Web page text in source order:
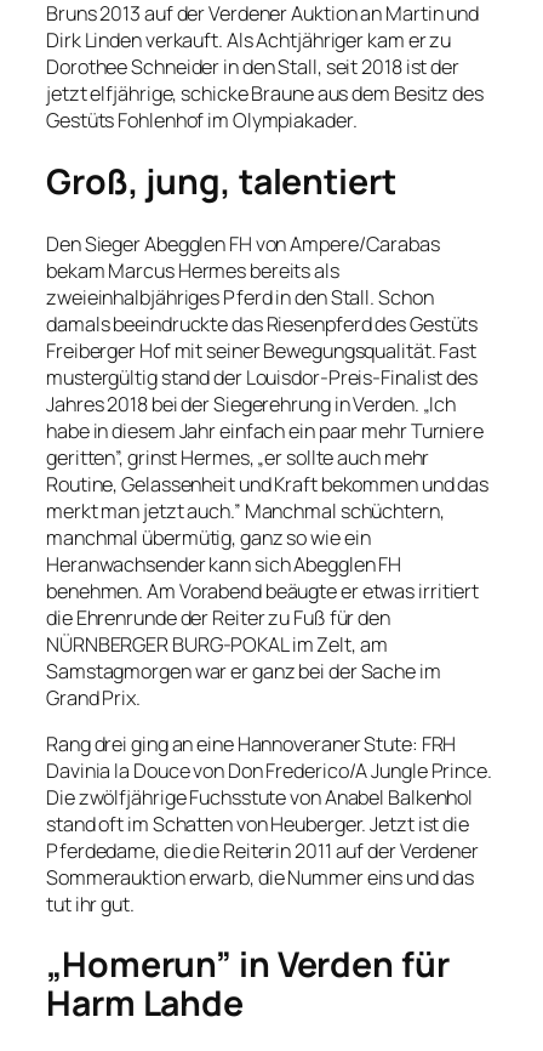
Bruns 2013 auf der Verdener Auktion an Martin und
Dirk Linden verkauft. Als Achtjähriger kam er zu
Dorothee Schneider in den Stall, seit 2018 ist der
jetzt elfjährige, schicke Braune aus dem Besitz des
Gestüts Fohlenhof im Olympiakader.
Groß, jung, talentiert
Den Sieger Abegglen FH von Ampere/Carabas
bekam Marcus Hermes bereits als
zweieinhalbjähriges Pferd in den Stall. Schon
damals beeindruckte das Riesenpferd des Gestüts
Freiberger Hof mit seiner Bewegungsqualität. Fast
mustergültig stand der Louisdor-Preis-Finalist des
Jahres 2018 bei der Siegerehrung in Verden. „Ich
habe in diesem Jahr einfach ein paar mehr Turniere
geritten”, grinst Hermes, „er sollte auch mehr
Routine, Gelassenheit und Kraft bekommen und das
merkt man jetzt auch.” Manchmal schüchtern,
manchmal übermütig, ganz so wie ein
Heranwachsender kann sich Abegglen FH
benehmen. Am Vorabend beäugte er etwas irritiert
die Ehrenrunde der Reiter zu Fuß für den
NÜRNBERGER BURG-POKAL im Zelt, am
Samstagmorgen war er ganz bei der Sache im
Grand Prix.
Rang drei ging an eine Hannoveraner Stute: FRH
Davinia la Douce von Don Frederico/A Jungle Prince.
Die zwölfjährige Fuchsstute von Anabel Balkenhol
stand oft im Schatten von Heuberger. Jetzt ist die
Pferdedame, die die Reiterin 2011 auf der Verdener
Sommerauktion erwarb, die Nummer eins und das
tut ihr gut.
„Homerun” in Verden für
Harm Lahde